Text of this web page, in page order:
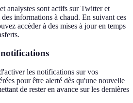
analystes sont actifs sur Twitter et
informations à chaud. En suivant ces
accéder à des mises à jour en temps
les notifications sur vos
pour être alerté dès qu'une nouvelle
de rester en avance sur les dernières